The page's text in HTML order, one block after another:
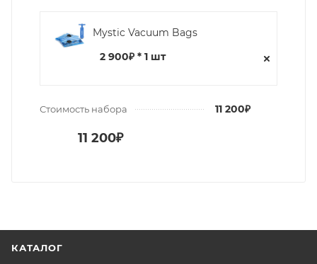
Mystic Vacuum Bags
2 900₽ * 1 шт
Стоимость набора 11 200₽
11 200₽
КАТАЛОГ